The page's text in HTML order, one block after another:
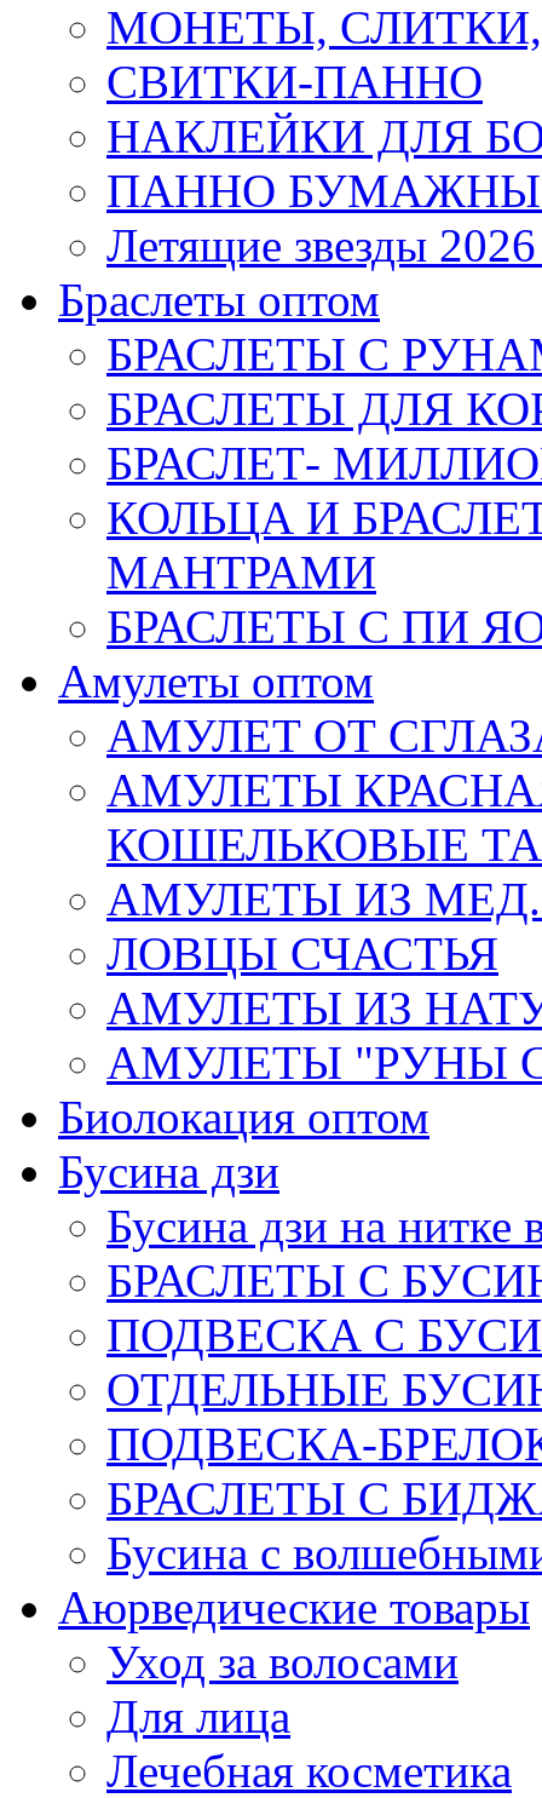
МОНЕТЫ,
СВИТКИ-ПАННО
НАКЛЕЙКИ ДЛЯ
ПАННО
Летящие звезды
Браслеты оптом
БРАСЛЕТЫ С
БРАСЛЕТЫ ДЛЯ
БРАСЛЕТ-
КОЛЬЦА И
МАНТРАМИ
БРАСЛЕТЫ С ПИ
Амулеты оптом
АМУЛЕТ ОТ
АМУЛЕТЫ
КОШЕЛЬКОВЫЕ
АМУЛЕТЫ ИЗ
ЛОВЦЫ СЧАСТЬЯ
АМУЛЕТЫ ИЗ
АМУЛЕТЫ "РУНЫ
Биолокация оптом
Бусина дзи
Бусина дзи на нитке
БРАСЛЕТЫ С
ПОДВЕСКА С
ОТДЕЛЬНЫЕ
ПОДВЕСКА-
БРАСЛЕТЫ С
Бусина с
Аюрведические товары
Уход за волосами
Для лица
Лечебная косметика